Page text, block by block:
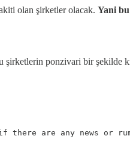
olan şirketler olacak. Yani
şirketlerin ponzivari bir şekilde
if there are any